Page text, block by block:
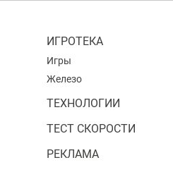
ИГРОТЕКА
Игры
Железо
ТЕХНОЛОГИИ
ТЕСТ СКОРОСТИ
РЕКЛАМА